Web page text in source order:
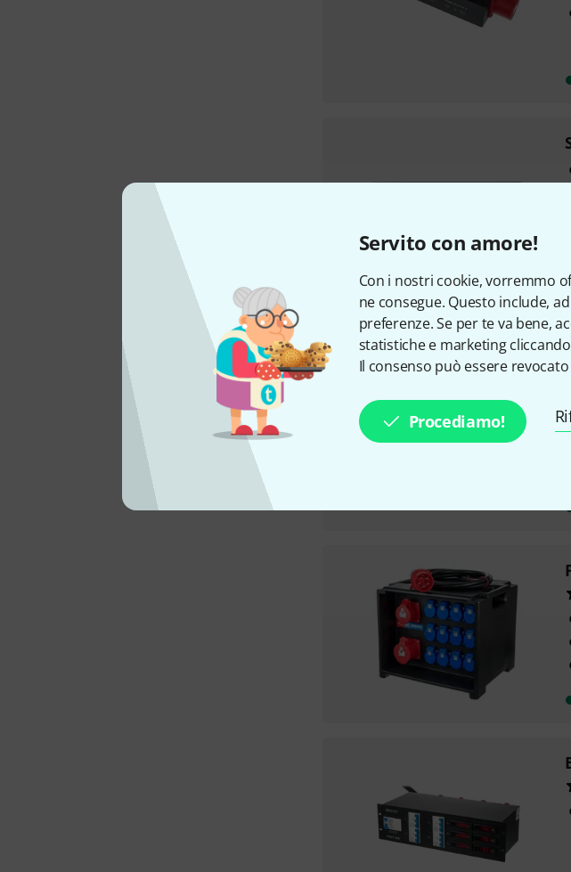
Servito con amore!
Con i nostri cookie, vorremmo
ne consegue. Questo include,
preferenze. Se per te va bene,
statistiche e marketing
Il consenso può essere
Procediamo!